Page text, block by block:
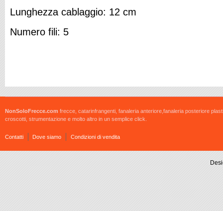
Lunghezza cablaggio: 12 cm
Numero fili: 5
NonSoloFrecce.com frecce, catarinfrangenti, fanaleria anteriore,fanaleria posteriore
croscotti, strumentazione e molto altro in un semplice click.
Contatti Dove siamo Condizioni di vendita